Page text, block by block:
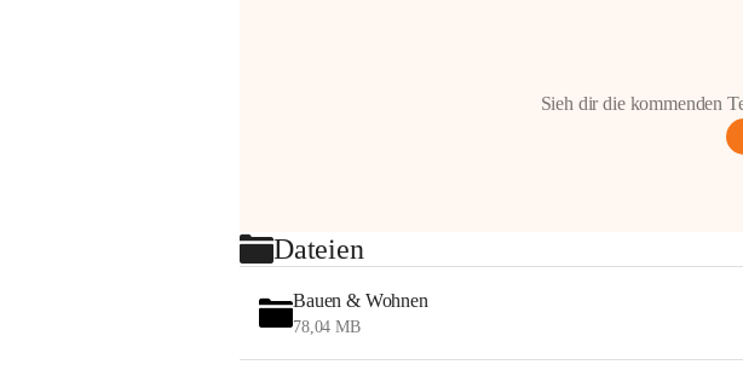
Sieh dir die kommenden
Dateien
Bauen & Wohnen
78,04 MB